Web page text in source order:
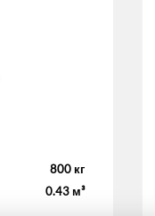
800 кг
0.43 м³